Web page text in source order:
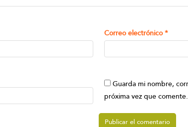
Correo electrónico*
Guarda mi nombre,
próxima vez que comente.